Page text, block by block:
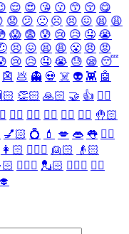
😌 😍 😘 😗 😙 😚 😋
😟 😕 🙁 ☹️ 😣 😖 😫 😩
😱 😨 😰 😢 😥 🤤 😭
😣 😖 😫 😩 😤 😠 😡
😢 😥 🤤 😭 😓 😪 😴
👺 💩 👻 💀 ☠️ 👽 👾 🤖
👏🏻 🙏🏻 🤝 👍 👎🏻
👉🏻 👆🏻 👇🏻 ☝🏻 ✋🏻 🤚🏻
💅🏻 💍 💄 💋 👄 👅 👂🏻
👩🏻 👱🏻‍♀️ 👱🏻
👴🏻
💂🏻‍♀️ 💂🏻 🕵🏻‍♀️ 🕵🏻